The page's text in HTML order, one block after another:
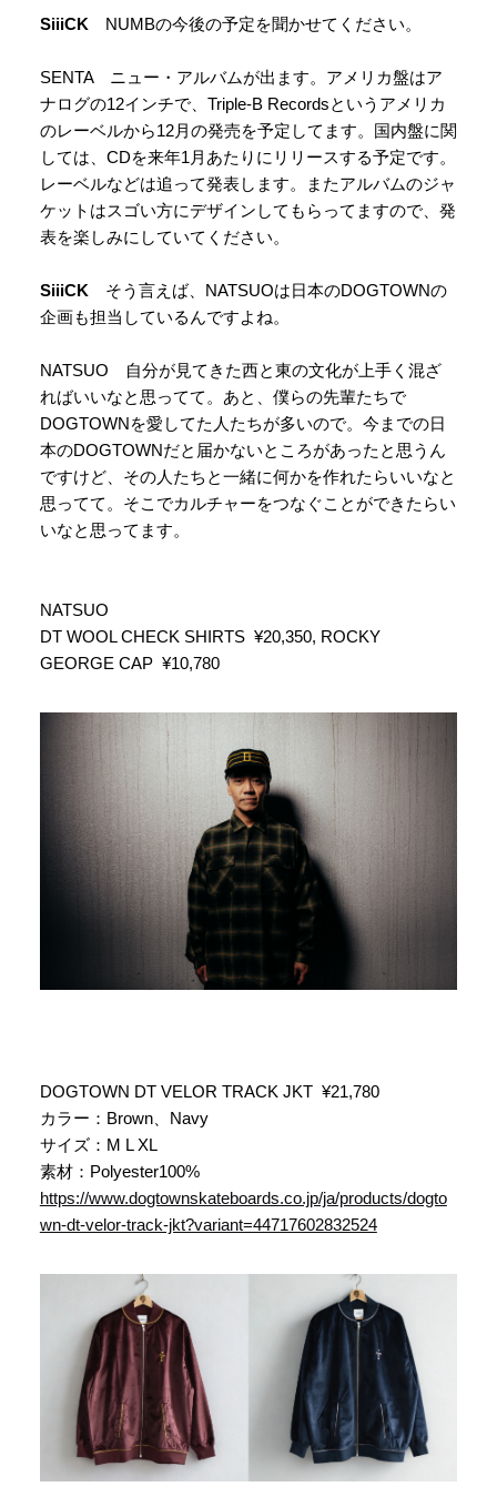
SiiiCK NUMBの今後の予定を聞かせてください。
SENTA ニュー・アルバムが出ます。アメリカ盤はア
ナログの12インチで、Triple-B Recordsというアメリカ
のレーベルから12月の発売を予定してます。国内盤に関
しては、CDを来年1月あたりにリリースする予定です。
レーベルなどは追って発表します。またアルバムのジャ
ケットはスゴい方にデザインしてもらってますので、発
表を楽しみにしていてください。
SiiiCK そう言えば、NATSUOは日本のDOGTOWNの
企画も担当しているんですよね。
NATSUO 自分が見てきた西と東の文化が上手く混ざ
ればいいなと思ってて。あと、僕らの先輩たちで
DOGTOWNを愛してた人たちが多いので。今までの日
本のDOGTOWNだと届かないところがあったと思うん
ですけど、その人たちと一緒に何かを作れたらいいなと
思ってて。そこでカルチャーをつなぐことができたらい
いなと思ってます。
NATSUO
DT WOOL CHECK SHIRTS ¥20,350, ROCKY
GEORGE CAP ¥10,780
DOGTOWN DT VELOR TRACK JKT ¥21,780
カラー：Brown、Navy
サイズ：M L XL
素材：Polyester100%
https://www.dogtownskateboards.co.jp/ja/products/dogto
wn-dt-velor-track-jkt?variant=44717602832524